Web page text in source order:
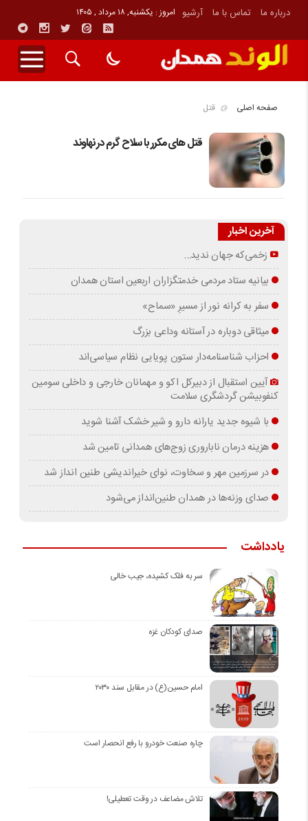
درباره ما تماس با ما آرشیو امروز : یکشنبه, ۱۸ مرداد , ۱۴۰۵
صفحه اصلی قتل
قتل های مکرر با سلاح گرم در نهاوند
آخرین اخبار
زخمی‌که جهان ندید…
بیانیه ستاد مردمی خدمتگزاران اربعین استان همدان
سفر به کرانه‌ نور از مسیرِ «سماح»
میثاقی دوباره در آستانه‌ وداعی بزرگ
احزاب شناسنامه‌دار ستون پویایی نظام سیاسی‌اند
آیین استقبال از دبیرکل اکو و مهمانان خارجی و داخلی سومین
کنفوبیشن گردشگری سلامت
با شیوه جدید یارانه دارو و شیر خشک آشنا شوید
هزینه درمان ناباروری زوج‌های همدانی تامین شد
در سرزمین مهر و سخاوت، نوای خیراندیشی طنین انداز شد
صدای وزنه‌ها در همدان طنین‌انداز می‌شود
یادداشت
سر به فلک کشیده، جیب خالی
صدای کودکان غزه
امام حسین(ع) در مقابل سند ۲۰۳۰
چاره صنعت خودرو با رفع انحصار است
تلاش مضاعف در وقت تعطیلی!